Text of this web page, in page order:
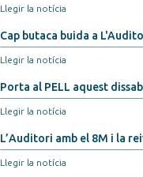
Llegir la notícia
Cap butaca buida a
Llegir la notícia
Porta al PELL aquest
Llegir la notícia
L’Auditori amb el 8M i la
Llegir la notícia